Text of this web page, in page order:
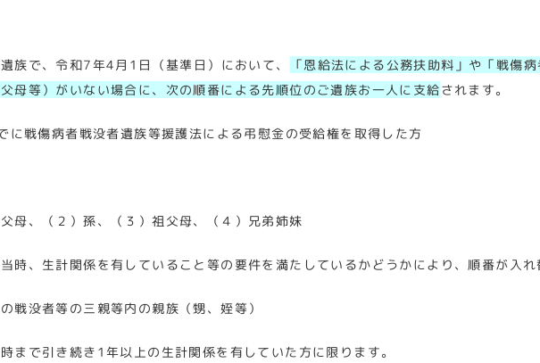
族で、令和7年4月1日（基準日）において、 「恩給法による公務扶助料」や「戦傷
母等）がいない場合に、次の順番による先順位のご遺族お一人に支給されます。
戦傷病者戦没者遺族等援護法による弔慰金の受給権を取得した方
母、（２）孫、（３）祖父母、（４）兄弟姉妹
、生計関係を有していること等の要件を満たしているかどうかにより、順番が入れ
戦没者等の三親等内の親族（甥、姪等）
で引き続き1年以上の生計関係を有していた方に限ります。